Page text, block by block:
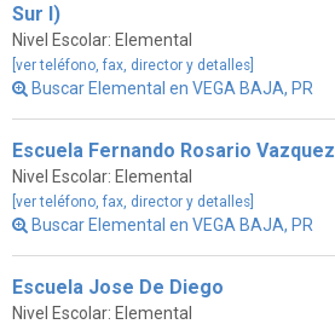
Sur I)
Nivel Escolar: Elemental
[ver teléfono, fax, director y detalles]
Buscar Elemental en VEGA BAJA, PR
Escuela Fernando Rosario Vazquez
Nivel Escolar: Elemental
[ver teléfono, fax, director y detalles]
Buscar Elemental en VEGA BAJA, PR
Escuela Jose De Diego
Nivel Escolar: Elemental